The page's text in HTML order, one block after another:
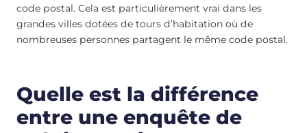
code postal. Cela est particulièrement vrai dans les
grandes villes dotées de tours d’habitation où de
nombreuses personnes partagent le même code postal.
Quelle est la différence
entre une enquête de